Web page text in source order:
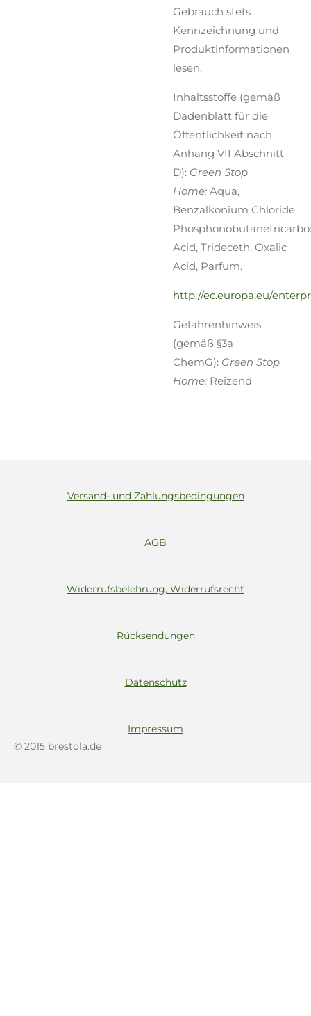
Gebrauch stets
Kennzeichnung und
Produktinformationen
lesen.
Inhaltsstoffe (gemäß
Dadenblatt für die
Öffentlichkeit nach
Anhang VII Abschnitt
D): Green Stop
Home: Aqua,
Benzalkonium Chloride,
Acid, Trideceth, Oxalic
Acid, Parfum.
http://ec.europa.eu/
Gefahrenhinweis
(gemäß §3a
ChemG): Green Stop
Home: Reizend
Versand- und Zahlungsbedingungen
AGB
Widerrufsbelehrung, Widerrufsrecht
Rücksendungen
Datenschutz
Impressum
© 2015 brestola.de